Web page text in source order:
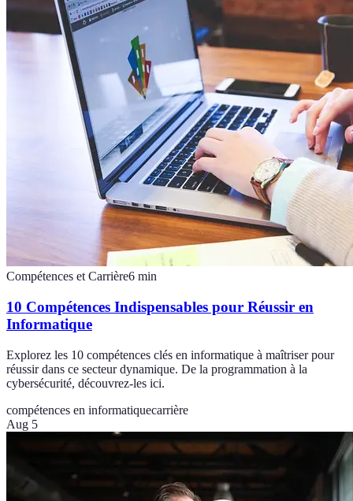
Compétences et Carrière6 min
10 Compétences Indispensables pour Réussir en
Informatique
Explorez les 10 compétences clés en informatique à maîtriser pour
réussir dans ce secteur dynamique. De la programmation à la
cybersécurité, découvrez-les ici.
compétences en informatiquecarrière
Aug 5